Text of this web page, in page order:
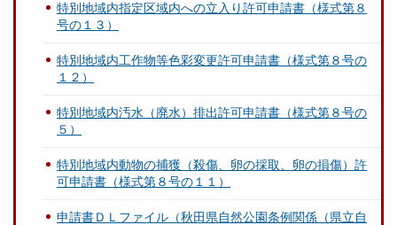
特別地域内指定区域内への立入り許可申請書（様式第８
号の１３）
特別地域内工作物等色彩変更許可申請書（様式第８号の
１２）
特別地域内汚水（廃水）排出許可申請書（様式第８号の
５）
特別地域内動物の捕獲（殺傷、卵の採取、卵の損傷）許
可申請書（様式第８号の１１）
申請書ＤＬファイル（秋田県自然公園条例関係（県立自